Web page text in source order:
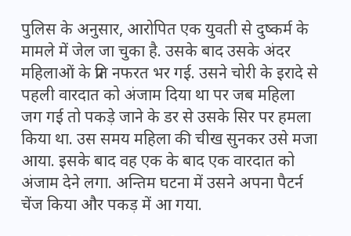
पुलिस के अनुसार, आरोपित एक युवती से दुष्कर्म के
मामले में जेल जा चुका है. उसके बाद उसके अंदर
महिलाओं के प्रति नफरत भर गई. उसने चोरी के इरादे से
पहली वारदात को अंजाम दिया था पर जब महिला
जग गई तो पकड़े जाने के डर से उसके सिर पर हमला
किया था. उस समय महिला की चीख सुनकर उसे मजा
आया. इसके बाद वह एक के बाद एक वारदात को
अंजाम देने लगा. अन्तिम घटना में उसने अपना पैटर्न
चेंज किया और पकड़ में आ गया.